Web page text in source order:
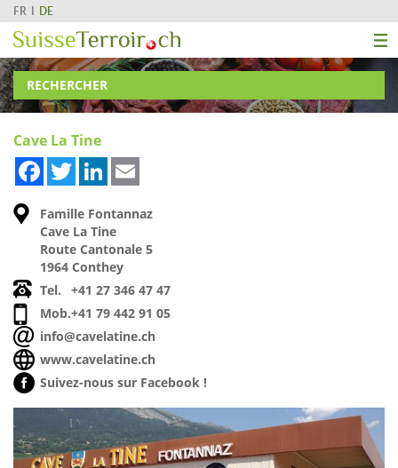
FR DE
RECHERCHER
Cave La Tine
FacebookTwitterLinkedIn
Famille Fontannaz
Cave La Tine
Route Cantonale 5
1964 Conthey
Tel.
+41 27 346 47 47
Mob.+41 79 442 91 05
info@cavelatine.ch
www.cavelatine.ch
Suivez-nous sur Facebook !